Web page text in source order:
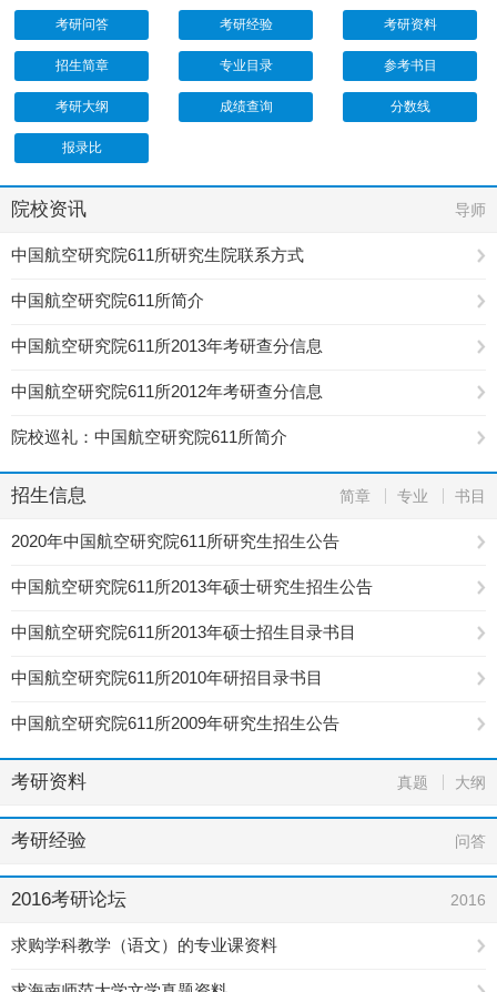
考研问答 考研经验 考研资料
招生简章 专业目录 参考书目
考研大纲 成绩查询 分数线
报录比
院校资讯 导师
中国航空研究院611所研究生院联系方式
中国航空研究院611所简介
中国航空研究院611所2013年考研查分信息
中国航空研究院611所2012年考研查分信息
院校巡礼：中国航空研究院611所简介
招生信息 简章 专业 书目
2020年中国航空研究院611所研究生招生公告
中国航空研究院611所2013年硕士研究生招生公告
中国航空研究院611所2013年硕士招生目录书目
中国航空研究院611所2010年研招目录书目
中国航空研究院611所2009年研究生招生公告
考研资料 真题 大纲
考研经验 问答
2016考研论坛 2016
求购学科教学（语文）的专业课资料